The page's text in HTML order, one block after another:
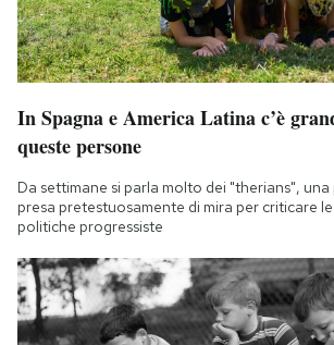
In Spagna e America Latina c’è
queste persone
Da settimane si parla molto dei "therians",
presa pretestuosamente di mira per criticare
politiche progressiste